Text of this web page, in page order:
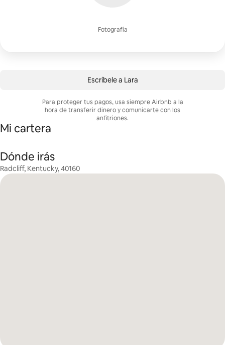
Fotografía
Escríbele a Lara
Para proteger tus pagos, usa siempre Airbnb a la
hora de transferir dinero y comunicarte con los
anfitriones.
Mi cartera
Dónde irás
Radcliff, Kentucky, 40160